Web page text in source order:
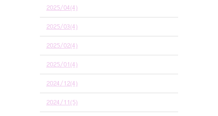
2025/04(4)
2025/03(4)
2025/02(4)
2025/01(4)
2024/12(4)
2024/11(5)